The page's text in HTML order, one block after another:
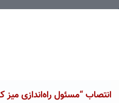
انتصاب “مسئول راه‌اندازی